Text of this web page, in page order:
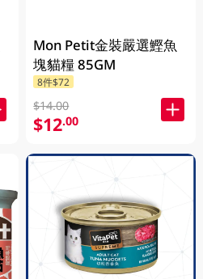
Mon Petit金裝嚴選鰹魚
塊貓糧 85GM
8件$72
$14.00
$12.00